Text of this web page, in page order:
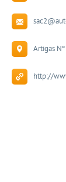
Artigas
http://